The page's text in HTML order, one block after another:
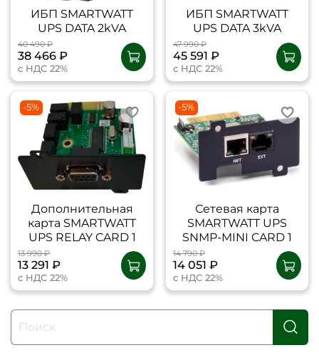
ИБП SMARTWATT
UPS DATA 2kVA
40 490 ₽
38 466 ₽
с НДС 22%
ИБП SMARTWATT
UPS DATA 3kVA
47 990 ₽
45 591 ₽
с НДС 22%
-5%
Дополнительная
карта SMARTWATT
UPS RELAY CARD 1
13 990 ₽
13 291 ₽
с НДС 22%
-5%
Сетевая карта
SMARTWATT UPS
SNMP-MINI CARD 1
14 790 ₽
14 051 ₽
с НДС 22%